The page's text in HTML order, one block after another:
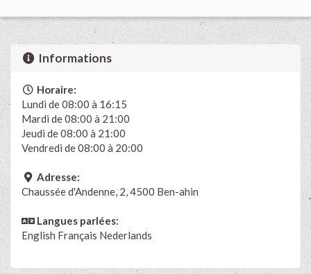
Informations
Horaire:
Lundi de 08:00 à 16:15
Mardi de 08:00 à 21:00
Jeudi de 08:00 à 21:00
Vendredi de 08:00 à 20:00
Adresse:
Chaussée d'Andenne, 2, 4500 Ben-ahin
Langues parlées:
English Français Nederlands